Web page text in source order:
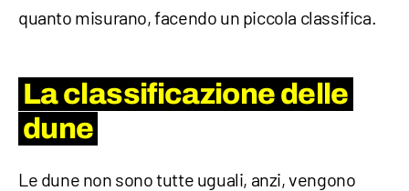
quanto misurano, facendo un piccola classifica.
La classificazione delle
dune
Le dune non sono tutte uguali, anzi, vengono